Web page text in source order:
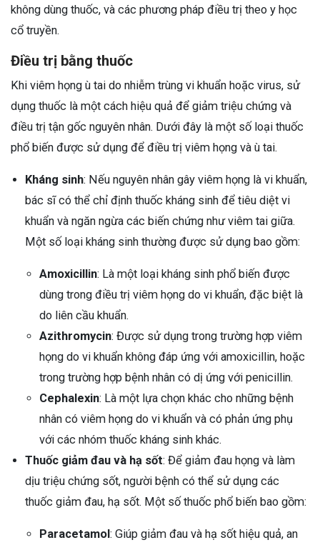
không dùng thuốc, và các phương pháp điều trị theo y học
cổ truyền.
Điều trị bằng thuốc
Khi viêm họng ù tai do nhiễm trùng vi khuẩn hoặc virus, sử
dụng thuốc là một cách hiệu quả để giảm triệu chứng và
điều trị tận gốc nguyên nhân. Dưới đây là một số loại thuốc
phổ biến được sử dụng để điều trị viêm họng và ù tai.
Kháng sinh: Nếu nguyên nhân gây viêm họng là vi khuẩn,
bác sĩ có thể chỉ định thuốc kháng sinh để tiêu diệt vi
khuẩn và ngăn ngừa các biến chứng như viêm tai giữa.
Một số loại kháng sinh thường được sử dụng bao gồm:
Amoxicillin: Là một loại kháng sinh phổ biến được
dùng trong điều trị viêm họng do vi khuẩn, đặc biệt là
do liên cầu khuẩn.
Azithromycin: Được sử dụng trong trường hợp viêm
họng do vi khuẩn không đáp ứng với amoxicillin, hoặc
trong trường hợp bệnh nhân có dị ứng với penicillin.
Cephalexin: Là một lựa chọn khác cho những bệnh
nhân có viêm họng do vi khuẩn và có phản ứng phụ
với các nhóm thuốc kháng sinh khác.
Thuốc giảm đau và hạ sốt: Để giảm đau họng và làm
dịu triệu chứng sốt, người bệnh có thể sử dụng các
thuốc giảm đau, hạ sốt. Một số thuốc phổ biến bao gồm:
Paracetamol: Giúp giảm đau và hạ sốt hiệu quả, an